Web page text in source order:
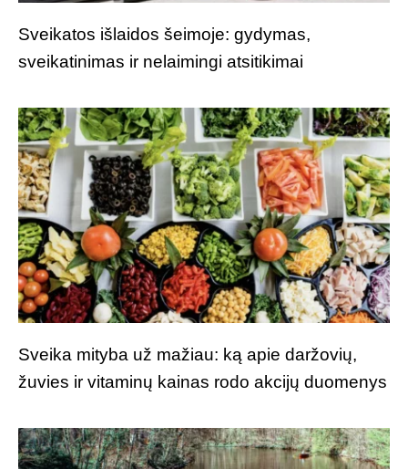
Sveikatos išlaidos šeimoje: gydymas,
sveikatinimas ir nelaimingi atsitikimai
Sveika mityba už mažiau: ką apie daržovių,
žuvies ir vitaminų kainas rodo akcijų duomenys